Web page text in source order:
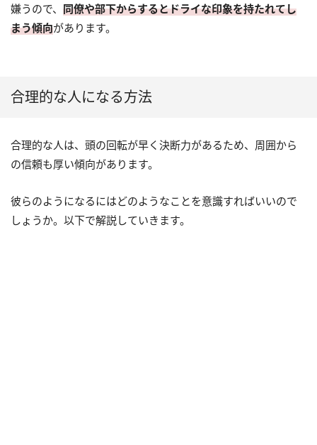
嫌うので、 同僚や部下からするとドライな印象を持たれてし
まう傾向があります。
合理的な人になる方法
合理的な人は、頭の回転が早く決断力があるため、周囲から
の信頼も厚い傾向があります。
彼らのようになるにはどのようなことを意識すればいいので
しょうか。以下で解説していきます。